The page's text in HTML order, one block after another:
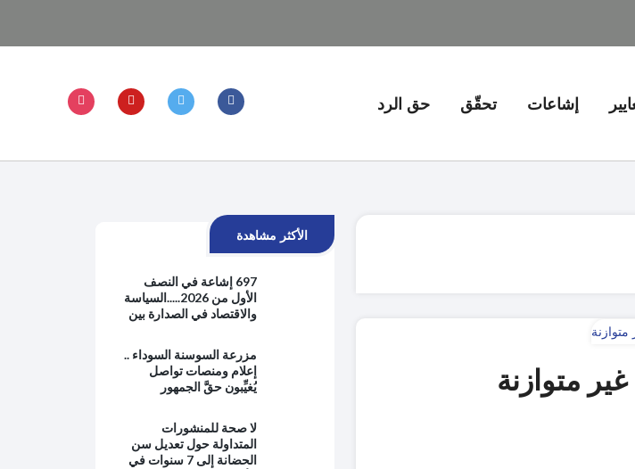
إشاعات تحقّق حق الرد
متوازنة
الأكثر مشاهدة
697 إشاعة في النصف
الأول من 2026.....السياسة
والاقتصاد في الصدارة بين
والتوترات الإقليمية
مزرعة السوسنة السوداء ..
إعلام ومنصات تواصل
يُغيِّبون حقَّ الجمهور
حماية المصلحة العامة
وتطبيق القانون
لا صحة للمنشورات
المتداولة حول تعديل سن
الحضانة إلى 7 سنوات في